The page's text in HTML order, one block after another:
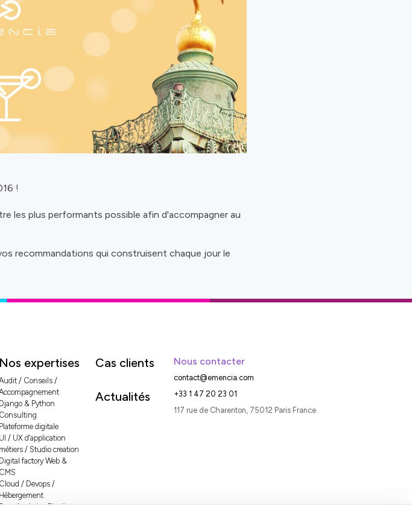
!
les plus performants possible afin d'accompagner au
recommandations qui construisent chaque jour le
Nos expertises
/ Conseils /
Django & Python
Consulting
Plateforme digitale
UI / UX d’application
métiers / Studio creation
Digital factory Web &
CMS
Cloud / Devops /
Hébergement
Cas clients
Actualités
Nous contacter
contact@emencia.com
+33 1 47 20 23 01
117 rue de Charenton, 75012 Paris France